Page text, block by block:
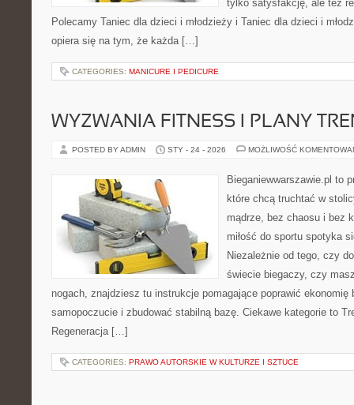
tylko satysfakcję, ale też
Polecamy Taniec dla dzieci i młodzieży i Taniec dla dzieci i
opiera się na tym, że każda […]
CATEGORIES: MANICURE I PEDICURE
WYZWANIA FITNESS I PLANY
POSTED BY ADMIN STY - 24 - 2026 MOŻLIWOŚĆ
Bieganiewwarszawie.pl to
które chcą truchtać w
mądrze, bez chaosu i bez
miłość do sportu spotyka
Niezależnie od tego, czy
świecie biegaczy, czy
nogach, znajdziesz tu instrukcje pomagające poprawić ekonomię
samopoczucie i zbudować stabilną bazę. Ciekawe kategorie to
Regeneracja […]
CATEGORIES: PRAWO AUTORSKIE W KULTURZE I SZTUCE